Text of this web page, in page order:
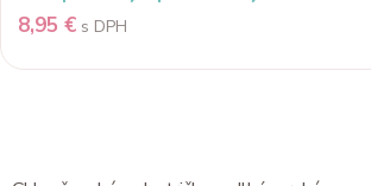
8,95 € s DPH